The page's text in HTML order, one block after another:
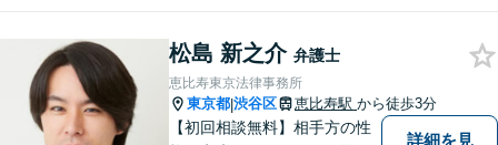
最適な解決策を提案【年中無
休・早朝夜間対応可能（要予
約）】
松島 新之介 弁護士
恵比寿東京法律事務所
東京都|渋谷区 恵比寿駅 から徒歩3分
【初回相談無料】相手方の性
詳細を見